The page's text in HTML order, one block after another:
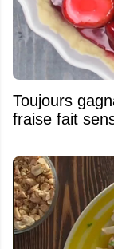
Toujours
fraise fait